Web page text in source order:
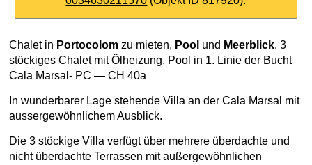
Chalet in Portocolom zu mieten, Pool und Meerblick. 3
stöckiges Chaletmit Ölheizung, Pool in 1. Linie der Bucht
Cala Marsal- PC — CH 40a
In wunderbarer Lage stehende Villa an der Cala Marsal mit
aussergewöhnlichem Ausblick.
Die 3 stöckige Villa verfügt über mehrere überdachte und
nicht überdachte Terrassen mit außergewöhnlichen